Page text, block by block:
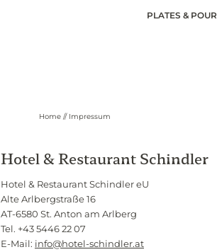
PLATES & POUR
Home // Impressum
Hotel & Restaurant Schindler
Hotel & Restaurant Schindler eU
Alte Arlbergstraße 16
AT-6580 St. Anton am Arlberg
Tel. +43 5446 22 07
E-Mail: info@hotel-schindler.at